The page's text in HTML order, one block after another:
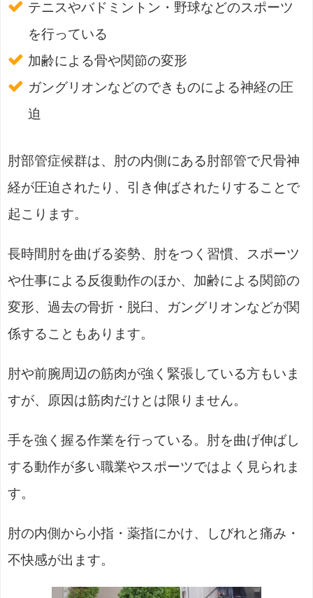
テニスやバドミントン・野球などのスポーツ
を行っている
加齢による骨や関節の変形
ガングリオンなどのできものによる神経の圧
迫
肘部管症候群は、肘の内側にある肘部管で尺骨神
経が圧迫されたり、引き伸ばされたりすることで
起こります。
長時間肘を曲げる姿勢、肘をつく習慣、スポーツ
や仕事による反復動作のほか、加齢による関節の
変形、過去の骨折・脱臼、ガングリオンなどが関
係することもあります。
肘や前腕周辺の筋肉が強く緊張している方もいま
すが、原因は筋肉だけとは限りません。
手を強く握る作業を行っている。肘を曲げ伸ばし
する動作が多い職業やスポーツではよく見られま
す。
肘の内側から小指・薬指にかけ、しびれと痛み・
不快感が出ます。